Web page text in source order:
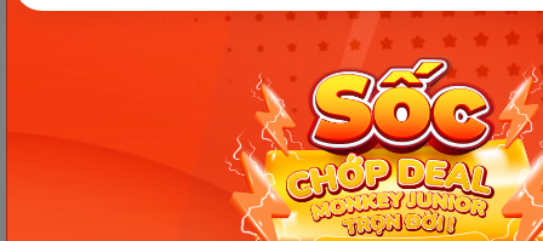
Tích luỹ từ vựng và kỹ năng tiếng Anh nhanh
chóng với 8.000+ hình ảnh, 10.300+ audio
giọng đọc bản xứ cùng 2.500 video miêu tả
nghĩa của từ giúp mỗi bài học của trẻ luôn tràn
ngập màu sắc và hứng thú. Đăng ký Monkey